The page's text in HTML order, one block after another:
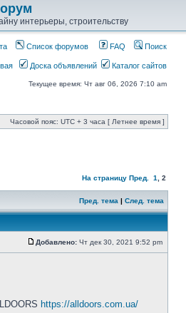
интерьеры, строительству
Список форумов FAQ Поиск
Доска объявлений Каталог сайтов
Текущее время: Чт авг 06, 2026 7:10 am
Часовой пояс: UTC + 3 часа [ Летнее время ]
На страницу Пред. 1 2
Пред. тема | След. тема
Добавлено: Чт дек 30, 2021 9:52 pm
https://alldoors.com.ua/